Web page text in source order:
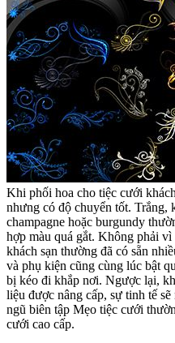
Khi phối hoa cho tiệc cưới
nhưng có độ chuyển tốt. Trắng,
champagne hoặc burgundy
hợp màu quá gắt. Không phải
khách sạn thường đã có sẵn
và phụ kiện cũng cùng lúc bật
bị kéo đi khắp nơi. Ngược lại,
liệu được nâng cấp, sự tinh tế
ngũ biên tập Mẹo tiệc cưới
cưới cao cấp.